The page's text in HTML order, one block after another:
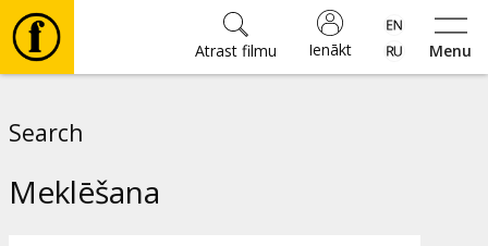
Menu
Ienākt
Atrast filmu
Search
Meklēšana